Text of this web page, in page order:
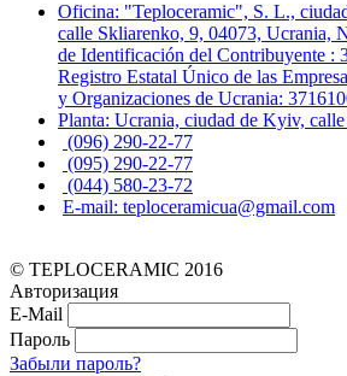
Oficina: "Teploceramic", S. L.,
calle Skliarenko, 9, 04073, Ucrania,
de Identificación del Contribuyente :
Registro Estatal Único de las
y Organizaciones de Ucrania:
Planta: Ucrania, ciudad de Kyiv,
(096) 290-22-77
(095) 290-22-77
(044) 580-23-72
E-mail: teploceramicua@gmail.com
© TEPLOCERAMIC 2016
Авторизация
E-Mail
Пароль
Забыли пароль?